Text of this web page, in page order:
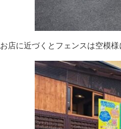
お店に近づくとフェンスは空模様